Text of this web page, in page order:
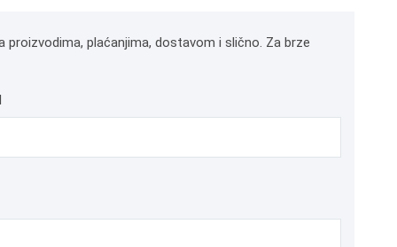
plaćanjima, dostavom i slično. Za brze